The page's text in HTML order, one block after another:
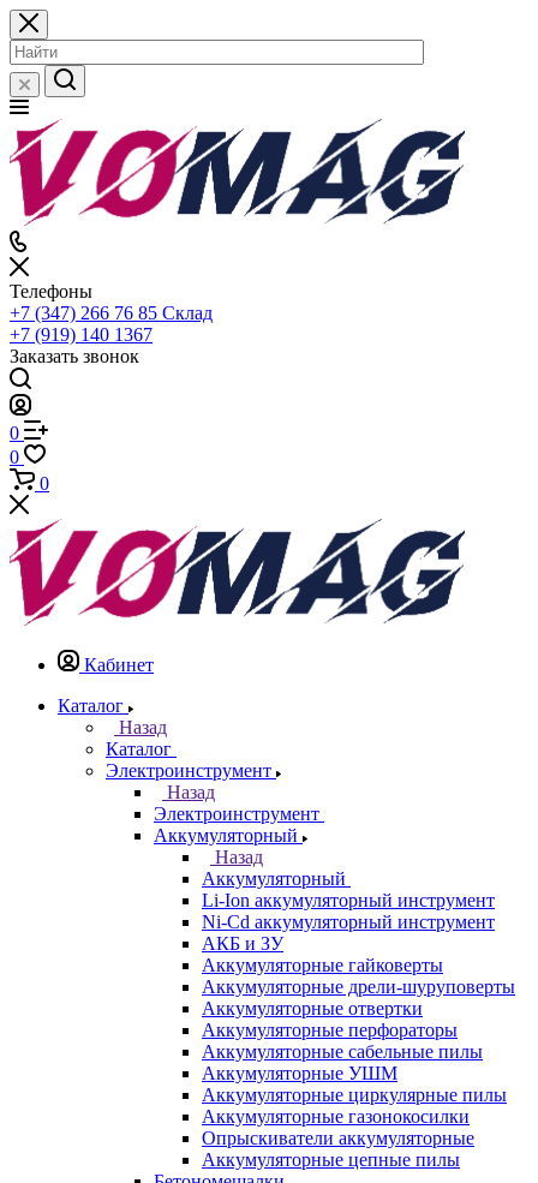
Телефоны
+7 (347) 266 76 85 Склад
+7 (919) 140 1367
Заказать звонок
0
0
0
Кабинет
Каталог
Назад
Каталог
Электроинструмент
Назад
Электроинструмент
Аккумуляторный
Назад
Аккумуляторный
Li-Ion аккумуляторный инструмент
Ni-Cd аккумуляторный инструмент
АКБ и ЗУ
Аккумуляторные гайковерты
Аккумуляторные дрели-шуруповерты
Аккумуляторные отвертки
Аккумуляторные перфораторы
Аккумуляторные сабельные пилы
Аккумуляторные УШМ
Аккумуляторные циркулярные пилы
Аккумуляторные газонокосилки
Опрыскиватели аккумуляторные
Аккумуляторные цепные пилы